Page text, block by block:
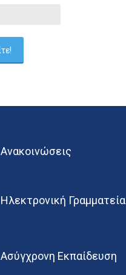
Ανακοινώσεις
Ηλεκτρονική Γραμματεία
Ασύγχρονη Εκπαίδευση